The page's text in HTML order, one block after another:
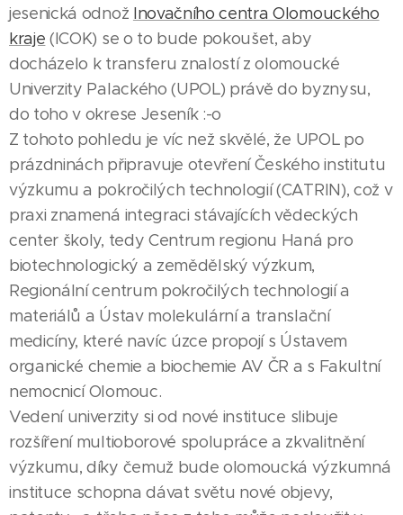
jesenická odnož Inovačního centra Olomouckého
kraje (ICOK) se o to bude pokoušet, aby
docházelo k transferu znalostí z olomoucké
Univerzity Palackého (UPOL) právě do byznysu,
do toho v okrese Jeseník :-o
Z tohoto pohledu je víc než skvělé, že UPOL po
prázdninách připravuje otevření Českého institutu
výzkumu a pokročilých technologií (CATRIN), což v
praxi znamená integraci stávajících vědeckých
center školy, tedy Centrum regionu Haná pro
biotechnologický a zemědělský výzkum,
Regionální centrum pokročilých technologií a
materiálů a Ústav molekulární a translační
medicíny, které navíc úzce propojí s Ústavem
organické chemie a biochemie AV ČR a s Fakultní
nemocnicí Olomouc.
Vedení univerzity si od nové instituce slibuje
rozšíření multioborové spolupráce a zkvalitnění
výzkumu, díky čemuž bude olomoucká výzkumná
instituce schopna dávat světu nové objevy,